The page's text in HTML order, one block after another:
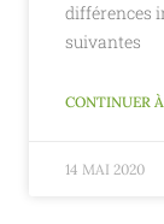
différences
suivantes
CONTINUER
14 MAI 2020